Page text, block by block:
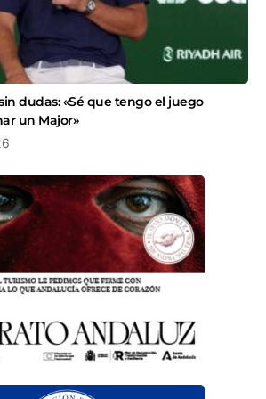
dudas: «Sé que tengo el juego
un Major»